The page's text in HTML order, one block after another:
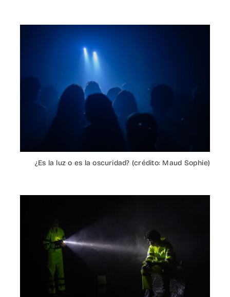
¿Es la luz o es la oscuridad? (crédito: Maud Sophie)